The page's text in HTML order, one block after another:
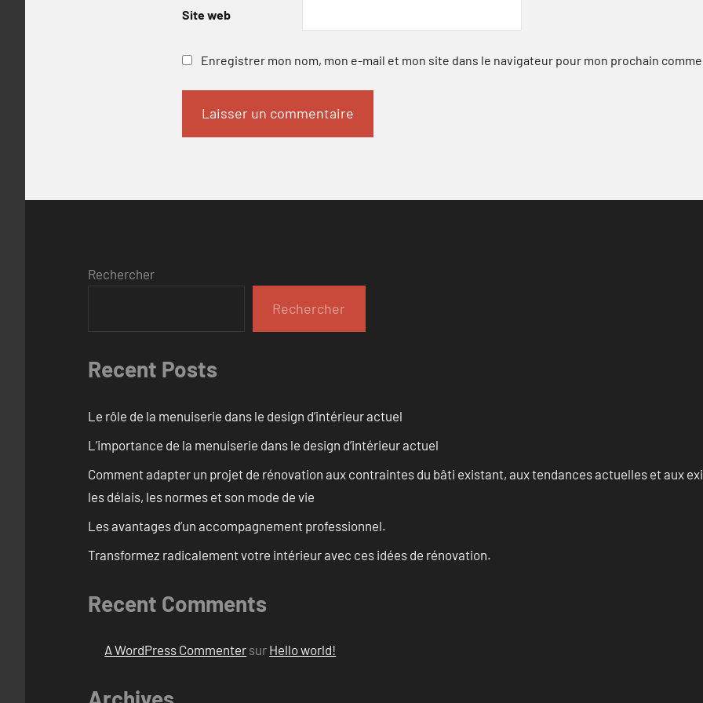
Site web
Enregistrer mon nom, mon e-mail et mon site dans le navigateur pour mon prochain
Rechercher
Rechercher
Recent Posts
Le rôle de la menuiserie dans le design d’intérieur actuel
L’importance de la menuiserie dans le design d’intérieur actuel
Comment adapter un projet de rénovation aux contraintes du bâti existant, aux tendances actuelles et aux
les délais, les normes et son mode de vie
Les avantages d’un accompagnement professionnel.
Transformez radicalement votre intérieur avec ces idées de rénovation.
Recent Comments
A WordPress Commenter sur Hello world!